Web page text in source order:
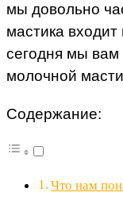
мы довольно
мастика
сегодня мы вам
молочной
Содержание:
Что нам